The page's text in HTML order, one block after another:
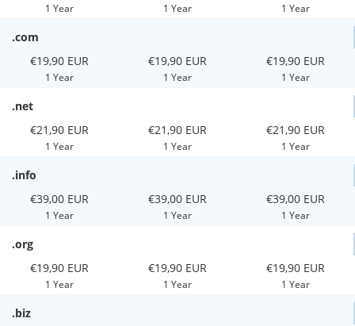
1 Year 1 Year 1 Year
.com
€19,90 EUR
1 Year
€19,90 EUR
1 Year
€19,90 EUR
1 Year
.net
€21,90 EUR
1 Year
€21,90 EUR
1 Year
€21,90 EUR
1 Year
.info
€39,00 EUR
1 Year
€39,00 EUR
1 Year
€39,00 EUR
1 Year
.org
€19,90 EUR
1 Year
€19,90 EUR
1 Year
€19,90 EUR
1 Year
.biz